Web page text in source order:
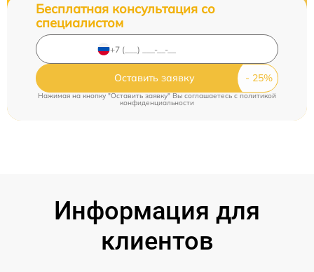
Бесплатная консультация со
специалистом
Оставить заявку
Нажимая на кнопку "Оставить заявку" Вы соглашаетесь cполитикой
конфиденциальности
Информация для
клиентов